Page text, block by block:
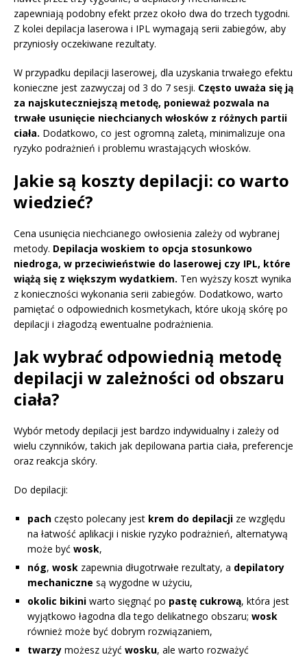
zapewniają podobny efekt przez około dwa do trzech tygodni.
Z kolei depilacja laserowa i IPL wymagają serii zabiegów, aby
przyniosły oczekiwane rezultaty.
W przypadku depilacji laserowej, dla uzyskania trwałego efektu
konieczne jest zazwyczaj od 3 do 7 sesji. Często uważa się ją
za najskuteczniejszą metodę, ponieważ pozwala na
trwałe usunięcie niechcianych włosków z różnych partii
ciała. Dodatkowo, co jest ogromną zaletą, minimalizuje ona
ryzyko podrażnień i problemu wrastających włosków.
Jakie są koszty depilacji: co warto
wiedzieć?
Cena usunięcia niechcianego owłosienia zależy od wybranej
metody. Depilacja woskiem to opcja stosunkowo
niedroga, w przeciwieństwie do laserowej czy IPL, które
wiążą się z większym wydatkiem. Ten wyższy koszt wynika
z konieczności wykonania serii zabiegów. Dodatkowo, warto
pamiętać o odpowiednich kosmetykach, które ukoją skórę po
depilacji i złagodzą ewentualne podrażnienia.
Jak wybrać odpowiednią metodę
depilacji w zależności od obszaru
ciała?
Wybór metody depilacji jest bardzo indywidualny i zależy od
wielu czynników, takich jak depilowana partia ciała, preferencje
oraz reakcja skóry.
Do depilacji:
pach często polecany jest krem do depilacji ze względu
na łatwość aplikacji i niskie ryzyko podrażnień, alternatywą
może być wosk,
nóg, wosk zapewnia długotrwałe rezultaty, a depilatory
mechaniczne są wygodne w użyciu,
okolic bikini warto sięgnąć po pastę cukrową, która jest
wyjątkowo łagodna dla tego delikatnego obszaru; wosk
również może być dobrym rozwiązaniem,
twarzy możesz użyć wosku, ale warto rozważyć